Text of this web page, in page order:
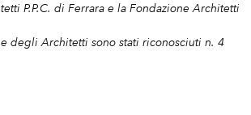
P.P.C. di Ferrara e la Fondazione Architetti
degli Architetti sono stati riconosciuti n. 4